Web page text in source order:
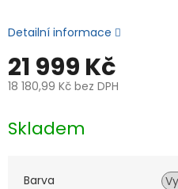
21 999 Kč
18 180,99 Kč bez DPH
cena:
Skladem
Barva
Detailní informace